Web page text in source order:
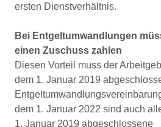
ersten Dienstverhältnis.
Bei Entgeltumwandlungen
einen Zuschuss zahlen
Diesen Vorteil muss der
dem 1. Januar 2019
dem 1. Januar 2022 sind auch
1. Januar 2019 abgeschlossene